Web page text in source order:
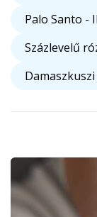
Palo Santo -
Százlevelű